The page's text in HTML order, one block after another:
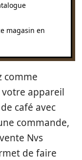
magasin en
comme
appareil
café avec
commande,
Nvs
de faire